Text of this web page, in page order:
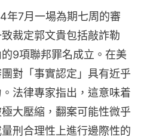
年7月一場為期七周的審
裁定郭文貴包括敲詐勒
9項聯邦罪名成立。在美
對「事實認定」具有近乎
法律專家指出，這意味着
大壓縮，翻案可能性微乎
刑合理性上進行邊際性的